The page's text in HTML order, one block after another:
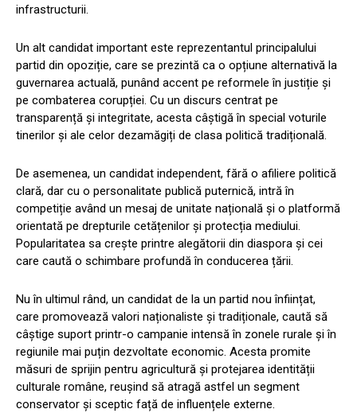
infrastructurii.
Un alt candidat important este reprezentantul principalului
partid din opoziție, care se prezintă ca o opțiune alternativă la
guvernarea actuală, punând accent pe reformele în justiție și
pe combaterea corupției. Cu un discurs centrat pe
transparență și integritate, acesta câștigă în special voturile
tinerilor și ale celor dezamăgiți de clasa politică tradițională.
De asemenea, un candidat independent, fără o afiliere politică
clară, dar cu o personalitate publică puternică, intră în
competiție având un mesaj de unitate națională și o platformă
orientată pe drepturile cetățenilor și protecția mediului.
Popularitatea sa crește printre alegătorii din diaspora și cei
care caută o schimbare profundă în conducerea țării.
Nu în ultimul rând, un candidat de la un partid nou înființat,
care promovează valori naționaliste și tradiționale, caută să
câștige suport printr-o campanie intensă în zonele rurale și în
regiunile mai puțin dezvoltate economic. Acesta promite
măsuri de sprijin pentru agricultură și protejarea identității
culturale române, reușind să atragă astfel un segment
conservator și sceptic față de influențele externe.